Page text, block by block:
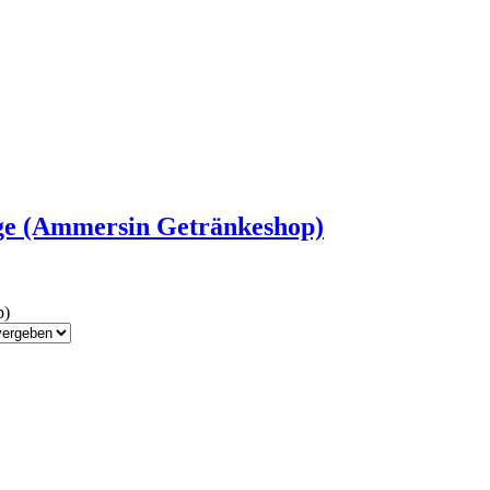
(Ammersin Getränkeshop)